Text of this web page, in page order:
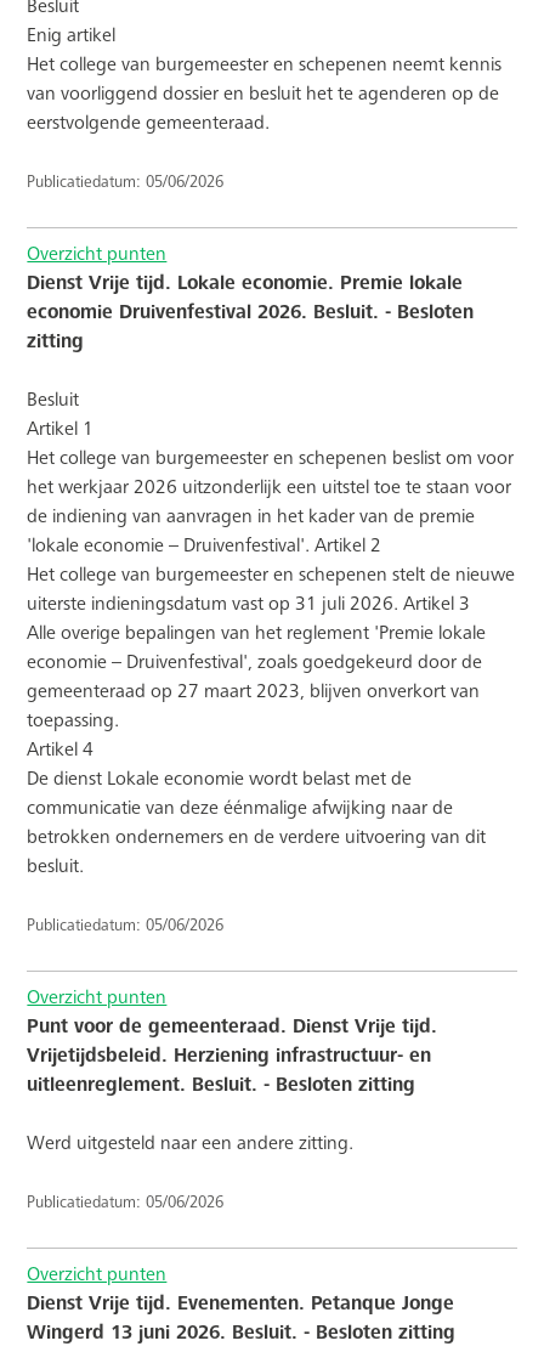
Besluit
Enig artikel
Het college van burgemeester en schepenen neemt kennis
van voorliggend dossier en besluit het te agenderen op de
eerstvolgende gemeenteraad.
Publicatiedatum: 05/06/2026
Overzicht punten
Dienst Vrije tijd. Lokale economie. Premie lokale
economie Druivenfestival 2026. Besluit. - Besloten
zitting
Besluit
Artikel 1
Het college van burgemeester en schepenen beslist om voor
het werkjaar 2026 uitzonderlijk een uitstel toe te staan voor
de indiening van aanvragen in het kader van de premie
'lokale economie – Druivenfestival'. Artikel 2
Het college van burgemeester en schepenen stelt de nieuwe
uiterste indieningsdatum vast op 31 juli 2026. Artikel 3
Alle overige bepalingen van het reglement 'Premie lokale
economie – Druivenfestival', zoals goedgekeurd door de
gemeenteraad op 27 maart 2023, blijven onverkort van
toepassing.
Artikel 4
De dienst Lokale economie wordt belast met de
communicatie van deze éénmalige afwijking naar de
betrokken ondernemers en de verdere uitvoering van dit
besluit.
Publicatiedatum: 05/06/2026
Overzicht punten
Punt voor de gemeenteraad. Dienst Vrije tijd.
Vrijetijdsbeleid. Herziening infrastructuur- en
uitleenreglement. Besluit. - Besloten zitting
Werd uitgesteld naar een andere zitting.
Publicatiedatum: 05/06/2026
Overzicht punten
Dienst Vrije tijd. Evenementen. Petanque Jonge
Wingerd 13 juni 2026. Besluit. - Besloten zitting